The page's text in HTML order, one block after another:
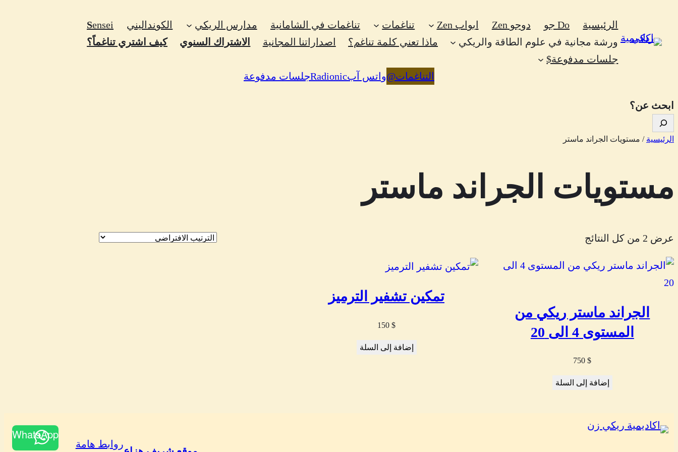
المحتوى
الرئيسية Do جو دوجو Zen ابواب Zen تناغمات تناغمات في الشامانية مدارس الريكي الكونداليني Sensei
ورشة مجانية في علوم الطاقة والريكي
ماذا تعني كلمة تناغم؟ اصداراتنا المجانية الاشتراك السنوي
كيف اشتري تناغماً؟
جلسات مدفوعة$
التناغمات@واتس آبRadionicجلسات مدفوعة
ابحث عن؟
الرئيسية / مستويات الجراند ماستر
مستويات الجراند ماستر
عرض ⁦2⁩ من كل النتائج
الجراند ماستر ريكي من
المستوى 4 الى 20
750$
إضافة إلى السلة
تمكين تشفير الترميز
150 $
إضافة إلى السلة
روابط هامة
WhatsApp